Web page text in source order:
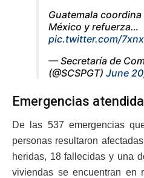
Guatemala
México y refuerza…
pic.twitter.com/
— Secretaría de
(@SCSPGT) June
Emergencias
De las 537 emergencias
personas resultaron
heridas, 18 fallecidas y una
viviendas se encuentran en